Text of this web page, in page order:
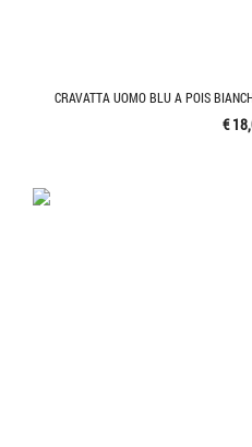
CRAVATTA UOMO BLU A POIS
€